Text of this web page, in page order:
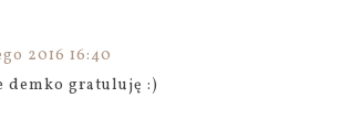
2016 16:40
demko gratuluję :)